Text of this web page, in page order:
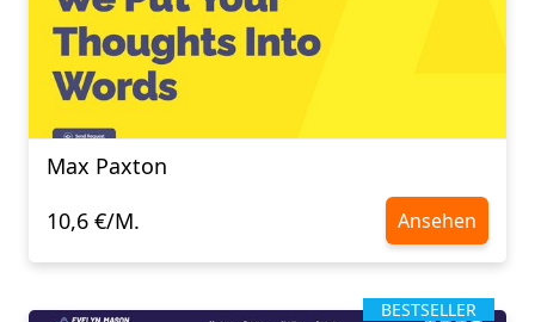
Max Paxton
10,6 €/M.
Ansehen
BESTSELLER